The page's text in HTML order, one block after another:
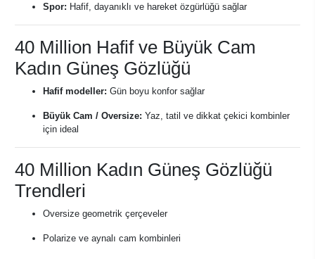
Spor: Hafif, dayanıklı ve hareket özgürlüğü sağlar
40 Million Hafif ve Büyük Cam
Kadın Güneş Gözlüğü
Hafif modeller: Gün boyu konfor sağlar
Büyük Cam / Oversize: Yaz, tatil ve dikkat çekici kombinler
için ideal
40 Million Kadın Güneş Gözlüğü
Trendleri
Oversize geometrik çerçeveler
Polarize ve aynalı cam kombinleri